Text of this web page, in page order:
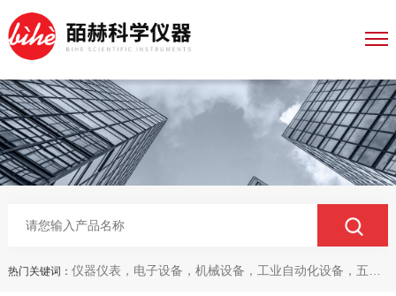
热门关键词： 仪器仪表，电子设备，机械设备，工业自动化设备，五金产品，电线电缆，金属材料，电子